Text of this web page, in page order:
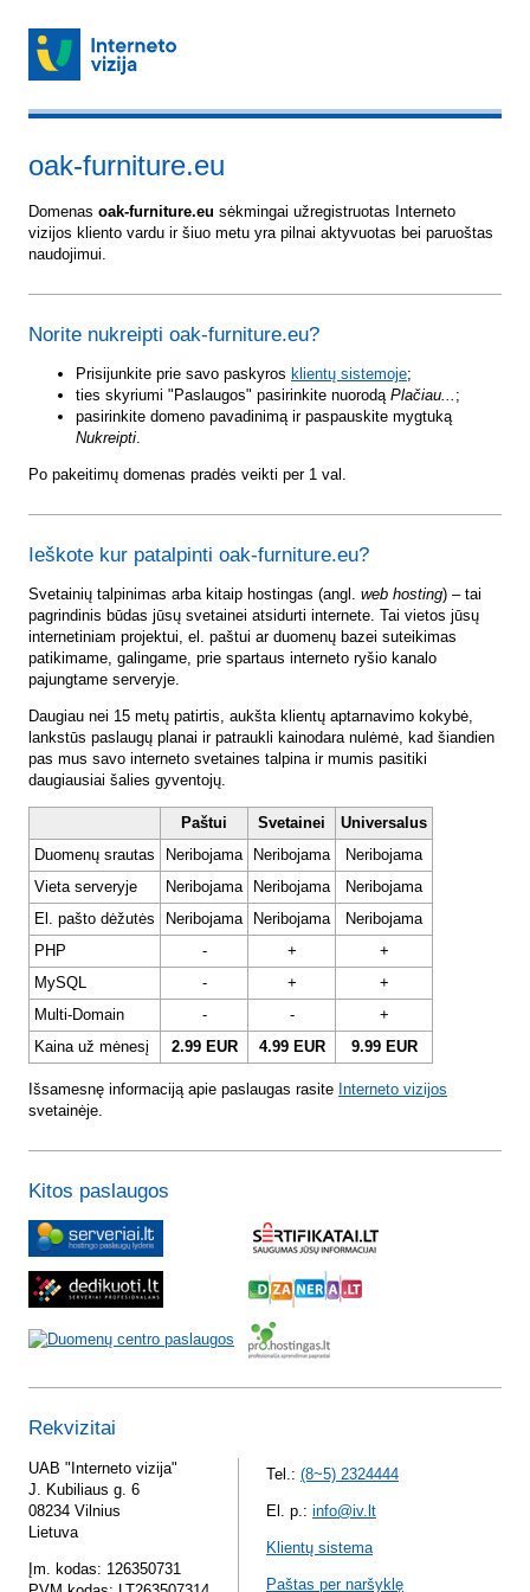
oak-furniture.eu
Domenas oak-furniture.eu sėkmingai užregistruotas Interneto
vizijos kliento vardu ir šiuo metu yra pilnai aktyvuotas bei paruoštas
naudojimui.
Norite nukreipti oak-furniture.eu?
Prisijunkite prie savo paskyros klientų sistemoje;
ties skyriumi "Paslaugos" pasirinkite nuorodą Plačiau... ;
pasirinkite domeno pavadinimą ir paspauskite mygtuką
Nukreipti.
Po pakeitimų domenas pradės veikti per 1 val.
Ieškote kur patalpinti oak-furniture.eu?
Svetainių talpinimas arba kitaip hostingas (angl. web hosting) – tai
pagrindinis būdas jūsų svetainei atsidurti internete. Tai vietos jūsų
internetiniam projektui, el. paštui ar duomenų bazei suteikimas
patikimame, galingame, prie spartaus interneto ryšio kanalo
pajungtame serveryje.
Daugiau nei 15 metų patirtis, aukšta klientų aptarnavimo kokybė,
lankstūs paslaugų planai ir patraukli kainodara nulėmė, kad šiandien
pas mus savo interneto svetaines talpina ir mumis pasitiki
daugiausiai šalies gyventojų.
Paštui Svetainei
Universalus
Duomenų srautas
Neribojama Neribojama
Neribojama
Vieta serveryje
Neribojama Neribojama
Neribojama
El. pašto dėžutės
Neribojama Neribojama
Neribojama
PHP
- +
+
MySQL
- +
+
Multi-Domain
- -
+
Kaina už mėnesį
2.99 EUR 4.99 EUR 9.99 EUR
Išsamesnę informaciją apie paslaugas rasite Interneto vizijos
svetainėje.
Kitos paslaugos
Rekvizitai
UAB "Interneto vizija"
J. Kubiliaus g. 6
08234 Vilnius
Lietuva
Įm. kodas: 126350731
Tel.: (8~5) 2324444
El. p.: info@iv.lt
Klientų sistema
Paštas per naršyklę